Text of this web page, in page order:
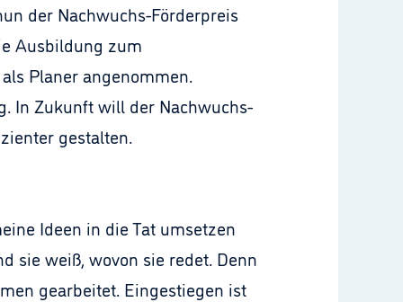
der Nachwuchs-Förderpreis
Ausbildung zum
Planer angenommen.
In Zukunft will der Nachwuchs-
gestalten.
Ideen in die Tat umsetzen
sie weiß, wovon sie redet. Denn
gearbeitet. Eingestiegen ist